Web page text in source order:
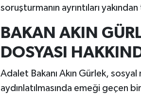
soruşturmanın ayrıntıları
BAKAN AKIN
DOSYASI
Adalet Bakanı Akın Gürlek, sosyal
aydınlatılmasında emeği geçen